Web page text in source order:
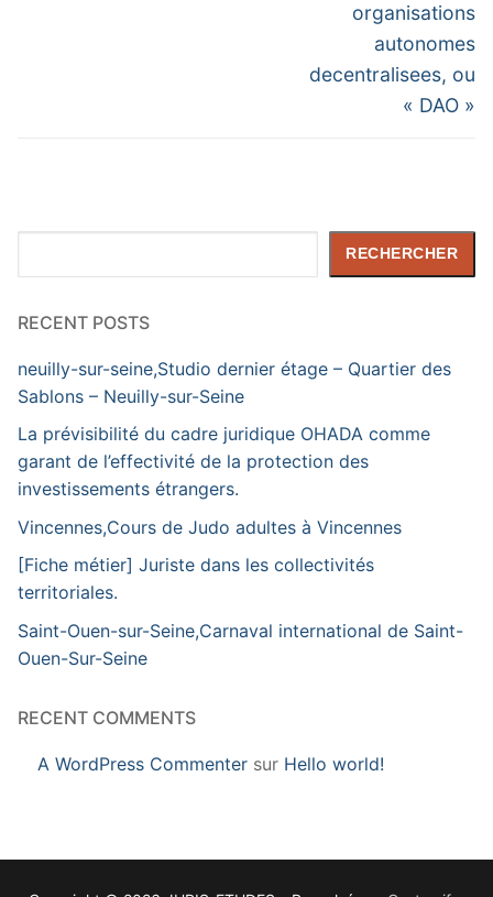
organisations
autonomes
decentralisees, ou
« DAO »
RECHERCHER
RECENT POSTS
neuilly-sur-seine,Studio dernier étage – Quartier des
Sablons – Neuilly-sur-Seine
La prévisibilité du cadre juridique OHADA comme
garant de l’effectivité de la protection des
investissements étrangers.
Vincennes,Cours de Judo adultes à Vincennes
[Fiche métier] Juriste dans les collectivités
territoriales.
Saint-Ouen-sur-Seine,Carnaval international de Saint-
Ouen-Sur-Seine
RECENT COMMENTS
A WordPress Commenter sur Hello world!